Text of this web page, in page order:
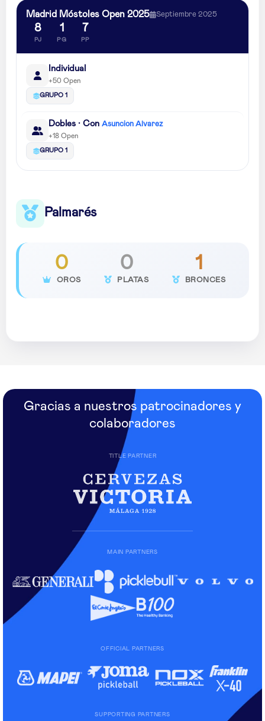
Madrid Móstoles Open 2025 Septiembre 2025
8
PJ
1
PG
7
PP
Individual
+50 Open
GRUPO 1
Dobles · Con Asuncion Alvarez
+18 Open
GRUPO 1
Palmarés
0
OROS
0
PLATAS
1
BRONCES
Gracias a nuestros patrocinadores y
colaboradores
TITLE PARTNER
MAIN PARTNERS
OFFICIAL PARTNERS
SUPPORTING PARTNERS